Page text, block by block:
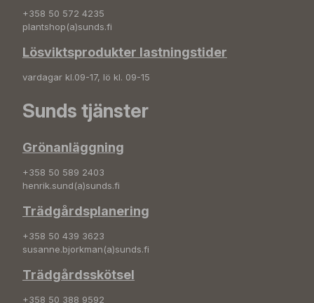
+358 50 572 4235
plantshop(a)sunds.fi
Lösviktsprodukter lastningstider
vardagar kl.09-17, lö kl. 09-15
Sunds tjänster
Grönanläggning
+358 50 589 2403
henrik.sund(a)sunds.fi
Trädgårdsplanering
+358 50 439 3623
susanne.bjorkman(a)sunds.fi
Trädgårdsskötsel
+358 50 388 9592